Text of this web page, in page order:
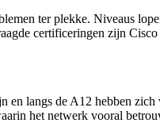
ter plekke. Niveaus
certificeringen zijn
langs de A12 hebben zich
het netwerk vooral